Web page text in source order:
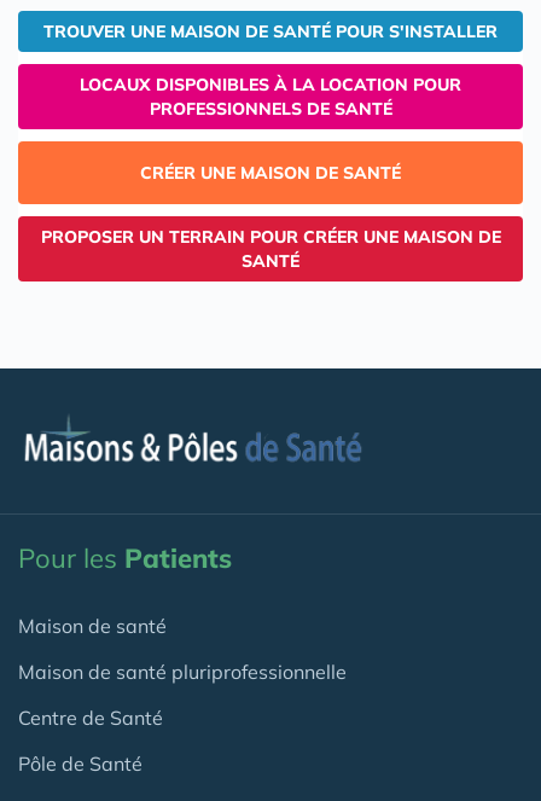
TROUVER UNE MAISON DE SANTÉ POUR S'INSTALLER
LOCAUX DISPONIBLES À LA LOCATION POUR
PROFESSIONNELS DE SANTÉ
CRÉER UNE MAISON DE SANTÉ
PROPOSER UN TERRAIN POUR CRÉER UNE MAISON DE
SANTÉ
Pour les Patients
Maison de santé
Maison de santé pluriprofessionnelle
Centre de Santé
Pôle de Santé